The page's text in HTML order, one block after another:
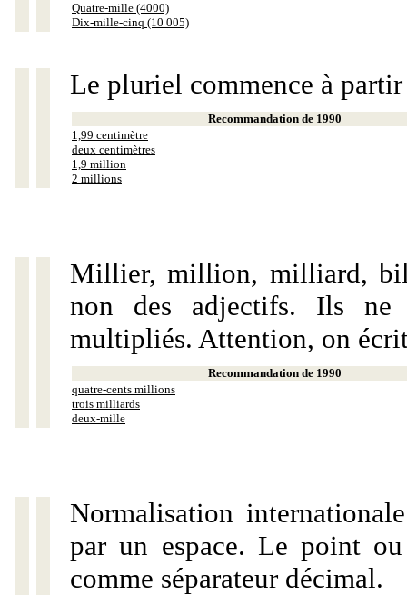
Quatre-mille (4000)
Dix-mille-cinq (10 005)
Le pluriel commence à
Recommandation de 1990
1,99 centimètre
deux centimètres
1,9 million
2 millions
Millier, million, milliard,
non des adjectifs. Ils ne
multipliés. Attention, on
Recommandation de 1990
quatre-cents millions
trois milliards
deux-mille
Normalisation
par un espace. Le point
comme séparateur décimal.